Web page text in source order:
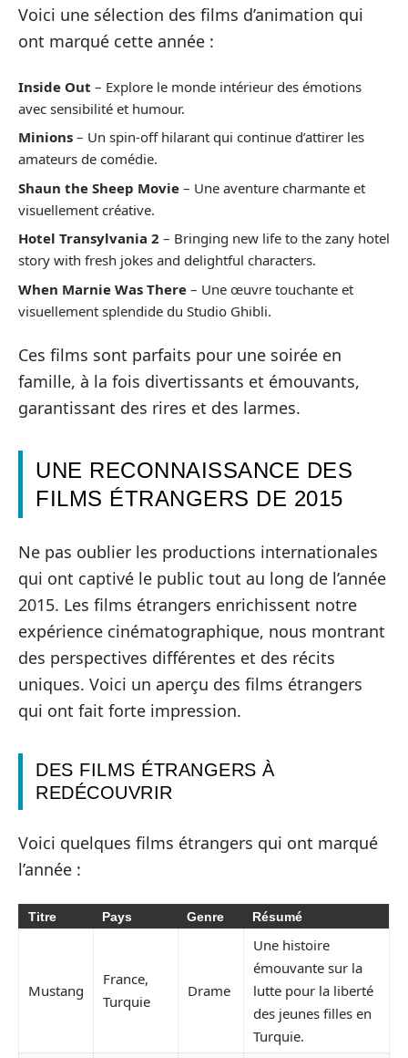
Voici une sélection des films d’animation qui
ont marqué cette année :
Inside Out – Explore le monde intérieur des émotions
avec sensibilité et humour.
Minions – Un spin-off hilarant qui continue d’attirer les
amateurs de comédie.
Shaun the Sheep Movie – Une aventure charmante et
visuellement créative.
Hotel Transylvania 2 – Bringing new life to the zany hotel
story with fresh jokes and delightful characters.
When Marnie Was There – Une œuvre touchante et
visuellement splendide du Studio Ghibli.
Ces films sont parfaits pour une soirée en
famille, à la fois divertissants et émouvants,
garantissant des rires et des larmes.
UNE RECONNAISSANCE DES
FILMS ÉTRANGERS DE 2015
Ne pas oublier les productions internationales
qui ont captivé le public tout au long de l’année
2015. Les films étrangers enrichissent notre
expérience cinématographique, nous montrant
des perspectives différentes et des récits
uniques. Voici un aperçu des films étrangers
qui ont fait forte impression.
DES FILMS ÉTRANGERS À
REDÉCOUVRIR
Voici quelques films étrangers qui ont marqué
l’année :
Titre Pays Genre Résumé
Mustang
France,
Turquie
Drame
Une histoire
émouvante sur la
lutte pour la liberté
des jeunes filles en
Turquie.